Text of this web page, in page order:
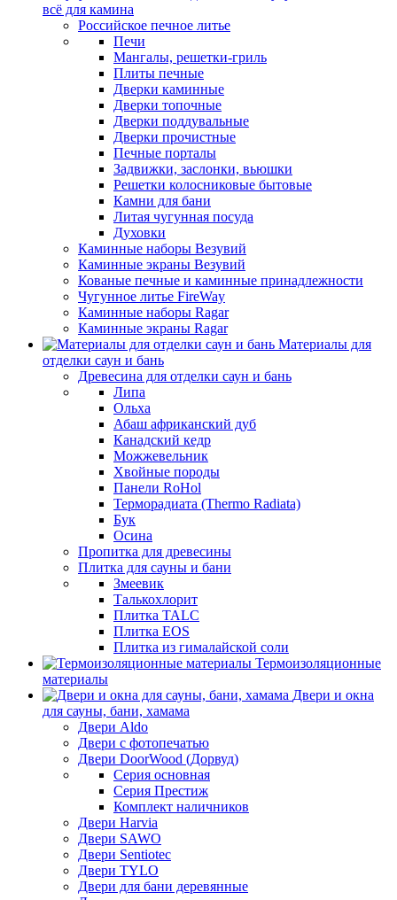
всё для камина
Российское печное литье
Печи
Мангалы, решетки-гриль
Плиты печные
Дверки каминные
Дверки топочные
Дверки поддувальные
Дверки прочистные
Печные порталы
Задвижки, заслонки, вьюшки
Решетки колосниковые бытовые
Камни для бани
Литая чугунная посуда
Духовки
Каминные наборы Везувий
Каминные экраны Везувий
Кованые печные и каминные принадлежности
Чугунное литье FireWay
Каминные наборы Ragar
Каминные экраны Ragar
Материалы для
отделки саун и бань
Древесина для отделки саун и бань
Липа
Ольха
Абаш африканский дуб
Канадский кедр
Можжевельник
Хвойные породы
Панели RoHol
Терморадиата (Thermo Radiata)
Бук
Осина
Пропитка для древесины
Плитка для сауны и бани
Змеевик
Талькохлорит
Плитка TALC
Плитка EOS
Плитка из гималайской соли
Термоизоляционные
материалы
Двери и окна
для сауны, бани, хамама
Двери Aldo
Двери с фотопечатью
Двери DoorWood (Дорвуд)
Серия основная
Серия Престиж
Комплект наличников
Двери Harvia
Двери SAWO
Двери Sentiotec
Двери TYLO
Двери для бани деревянные